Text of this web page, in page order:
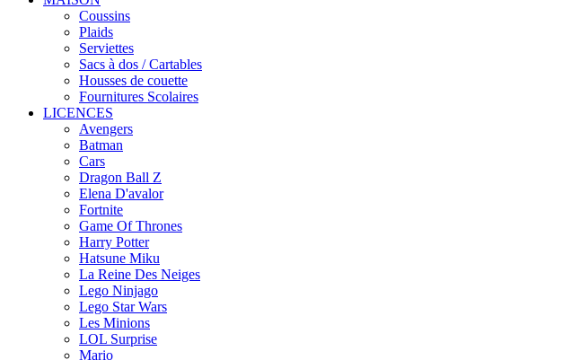
Coussins
Plaids
Serviettes
Sacs à dos / Cartables
Housses de couette
Fournitures Scolaires
LICENCES
Avengers
Batman
Cars
Dragon Ball Z
Elena D'avalor
Fortnite
Game Of Thrones
Harry Potter
Hatsune Miku
La Reine Des Neiges
Lego Ninjago
Lego Star Wars
Les Minions
LOL Surprise
Mario